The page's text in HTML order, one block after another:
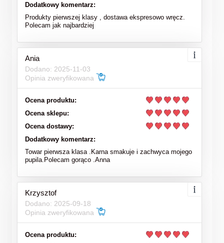
Dodatkowy komentarz:
Produkty pierwszej klasy , dostawa ekspresowo wręcz.
Polecam jak najbardziej
Ania
Dodano: 2025-11-03
Opinia zweryfikowana
Ocena produktu:
Ocena sklepu:
Ocena dostawy:
Dodatkowy komentarz:
Towar pierwsza klasa .Karna smakuje i zachwyca mojego
pupila.Polecam gorąco .Anna
Krzysztof
Dodano: 2025-09-18
Opinia zweryfikowana
Ocena produktu: